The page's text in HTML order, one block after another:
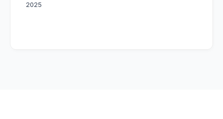
2025